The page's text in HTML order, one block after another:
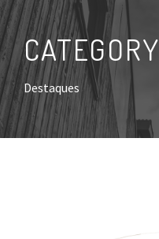
CATEGORY
Destaques